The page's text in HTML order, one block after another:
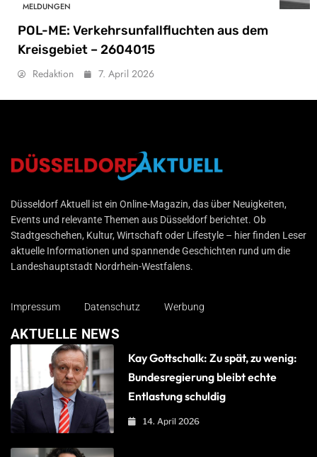
MELDUNGEN
POL-ME: Verkehrsunfallfluchten aus dem
Kreisgebiet – 2604015
Redaktion 7. April 2026
Düsseldorf Aktuell
Düsseldorf Aktuell ist ein Online-Magazin, das über Neuigkeiten,
Events und relevante Themen aus Düsseldorf berichtet. Ob
Stadtgeschehen, Kultur, Wirtschaft oder Lifestyle – hier finden Leser
aktuelle Informationen und spannende Geschichten rund um die
Landeshauptstadt Nordrhein-Westfalens.
Impressum Datenschutz Werbung
AKTUELLE NEWS
Kay Gottschalk: Zu spät, zu wenig:
Bundesregierung bleibt echte
Entlastung schuldig
14. April 2026